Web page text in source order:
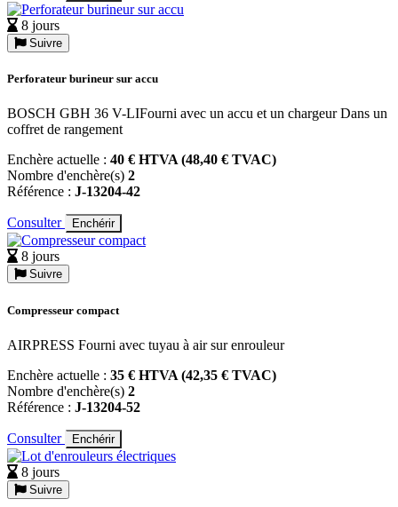
8 jours
Suivre
Perforateur burineur sur accu
BOSCH GBH 36 V-LIFourni avec un accu et un chargeur Dans un
coffret de rangement
Enchère actuelle : 40 € HTVA (48,40 € TVAC)
Nombre d'enchère(s) 2
Référence : J-13204-42
Consulter Enchérir
8 jours
Suivre
Compresseur compact
AIRPRESS Fourni avec tuyau à air sur enrouleur
Enchère actuelle : 35 € HTVA (42,35 € TVAC)
Nombre d'enchère(s) 2
Référence : J-13204-52
Consulter Enchérir
8 jours
Suivre